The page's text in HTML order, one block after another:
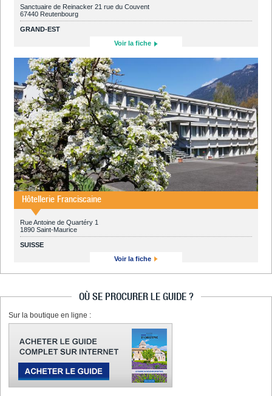
Sanctuaire de Reinacker 21 rue du Couvent
67440 Reutenbourg
GRAND-EST
Voir la fiche
Hôtellerie Franciscaine
Rue Antoine de Quartéry 1
1890 Saint-Maurice
SUISSE
Voir la fiche
OÙ SE PROCURER LE GUIDE ?
Sur la boutique en ligne :